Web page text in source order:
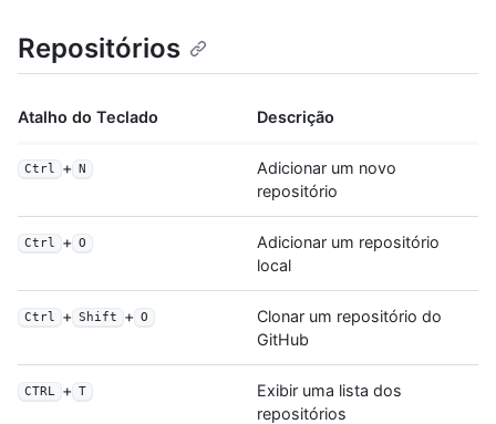
Repositórios
Atalho do Teclado Descrição
Ctrl + N
Adicionar um novo
repositório
Ctrl + O
Adicionar um repositório
local
Ctrl + Shift + O
Clonar um repositório do
GitHub
CTRL + T
Exibir uma lista dos
repositórios